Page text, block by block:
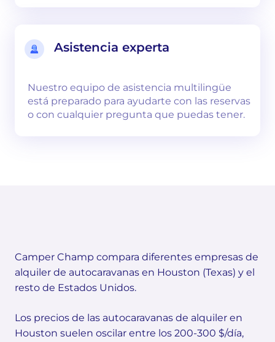
Asistencia experta
Nuestro equipo de asistencia multilingüe
está preparado para ayudarte con las reservas
o con cualquier pregunta que puedas tener.
Camper Champ compara diferentes empresas de
alquiler de autocaravanas en Houston (Texas) y el
resto de Estados Unidos.
Los precios de las autocaravanas de alquiler en
Houston suelen oscilar entre los 200-300 $/día,